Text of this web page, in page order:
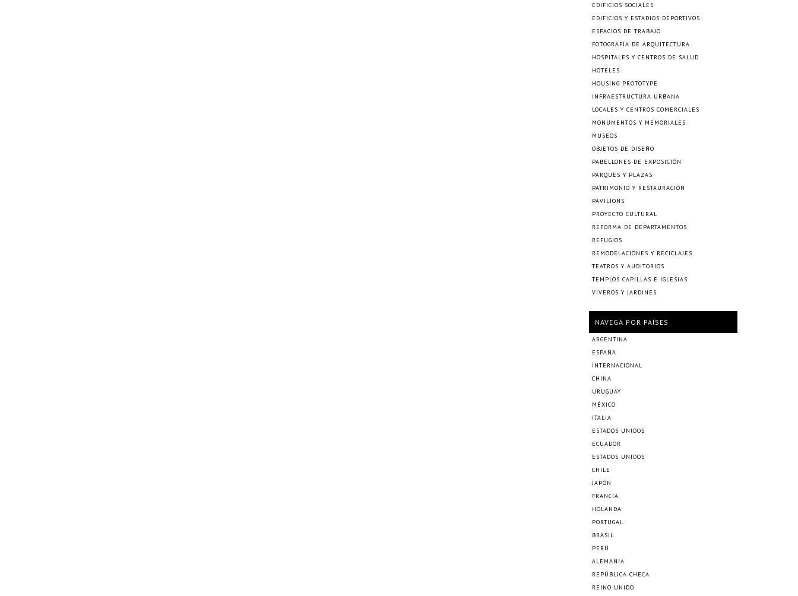
EDIFICIOS SOCIALES
EDIFICIOS Y ESTADIOS DEPORTIVOS
ESPACIOS DE TRABAJO
FOTOGRAFÍA DE ARQUITECTURA
HOSPITALES Y CENTROS DE SALUD
HOTELES
HOUSING PROTOTYPE
INFRAESTRUCTURA URBANA
LOCALES Y CENTROS COMERCIALES
MONUMENTOS Y MEMORIALES
MUSEOS
OBJETOS DE DISEÑO
PABELLONES DE EXPOSICIÓN
PARQUES Y PLAZAS
PATRIMONIO Y RESTAURACIÓN
PAVILIONS
PROYECTO CULTURAL
REFORMA DE DEPARTAMENTOS
REFUGIOS
REMODELACIONES Y RECICLAJES
TEATROS Y AUDITORIOS
TEMPLOS CAPILLAS E IGLESIAS
VIVEROS Y JARDINES
NAVEGÁ POR PAÍSES
ARGENTINA
ESPAÑA
INTERNACIONAL
CHINA
URUGUAY
MÉXICO
ITALIA
ESTADOS UNIDOS
ECUADOR
ESTADOS UNIDOS
CHILE
JAPÓN
FRANCIA
HOLANDA
PORTUGAL
BRASIL
PERÚ
ALEMANIA
REPÚBLICA CHECA
REINO UNIDO